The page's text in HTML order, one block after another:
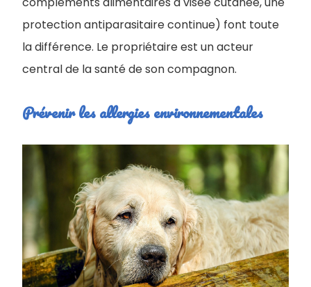
protection antiparasitaire continue) font toute
la différence. Le propriétaire est un acteur
central de la santé de son compagnon.
Prévenir les allergies environnementales